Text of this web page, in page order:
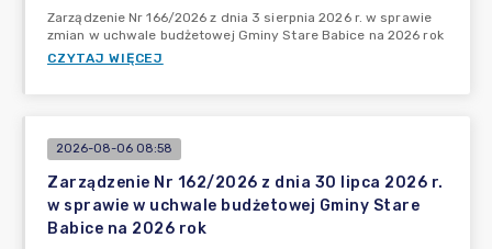
Zarządzenie Nr 166/2026 z dnia 3 sierpnia 2026 r. w sprawie
zmian w uchwale budżetowej Gminy Stare Babice na 2026 rok
CZYTAJ WIĘCEJ
2026-08-06 08:58
Zarządzenie Nr 162/2026 z dnia 30 lipca 2026 r.
w sprawie w uchwale budżetowej Gminy Stare
Babice na 2026 rok